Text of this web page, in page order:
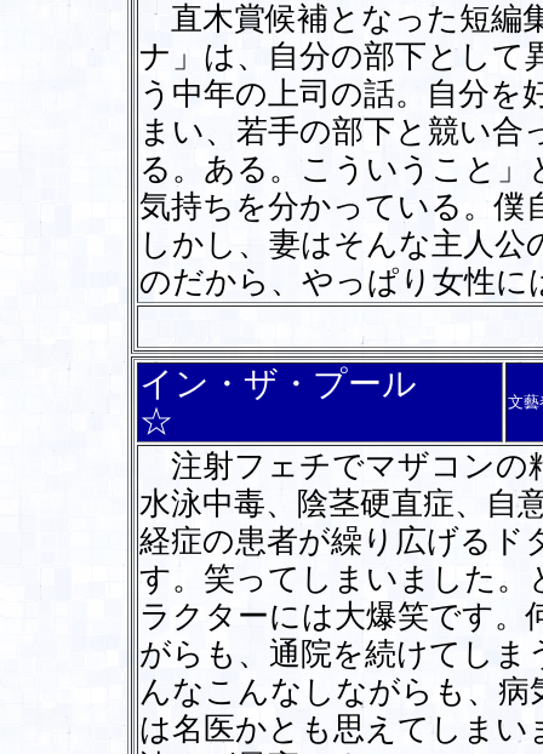
直木賞候補となった短編
ナ」は、自分の部下として
う中年の上司の話。自分
まい、若手の部下と競い
る。ある。こういうこと
気持ちを分かっている。僕
しかし、妻はそんな主人
のだから、やっぱり女性に
イン・ザ・プール
☆
文藝
注射フェチでマザコンの
水泳中毒、陰茎硬直症、自
経症の患者が繰り広げるド
す。笑ってしまいました。
ラクターには大爆笑です。
がらも、通院を続けてし
んなこんなしながらも、
は名医かとも思えてしま